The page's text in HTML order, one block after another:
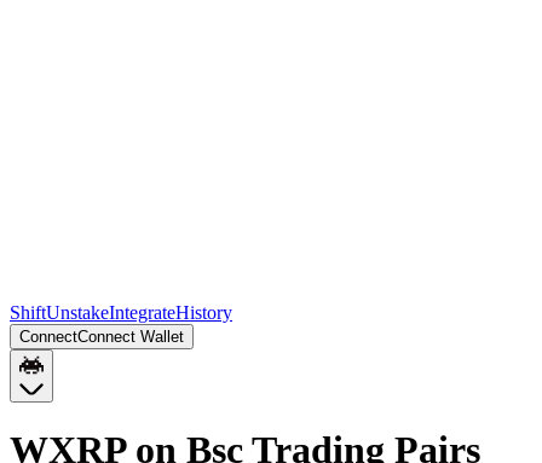
ShiftUnstakeIntegrateHistory
ConnectConnect Wallet
WXRP on BscTrading Pairs